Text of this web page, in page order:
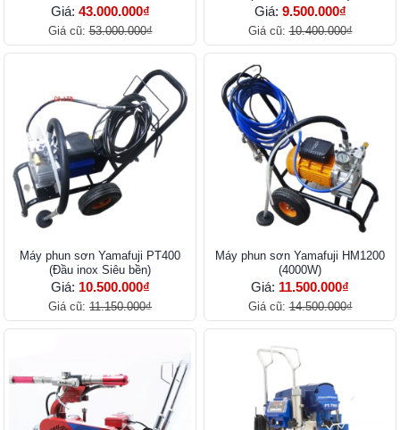
Giá: 43.000.000₫
Giá cũ:53.000.000₫
Giá: 9.500.000₫
Giá cũ:10.400.000₫
Máy phun sơn Yamafuji PT400
(Đầu inox Siêu bền)
Giá: 10.500.000₫
Giá cũ: 11.150.000₫
Máy phun sơn Yamafuji HM1200
(4000W)
Giá: 11.500.000₫
Giá cũ:14.500.000₫